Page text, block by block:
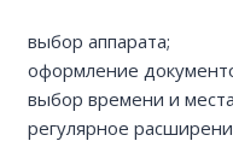
выбор аппарата;
оформление
выбор времени и
регулярное